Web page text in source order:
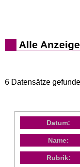
Alle
6 Datensätze
Datum:
Name:
Rubrik: